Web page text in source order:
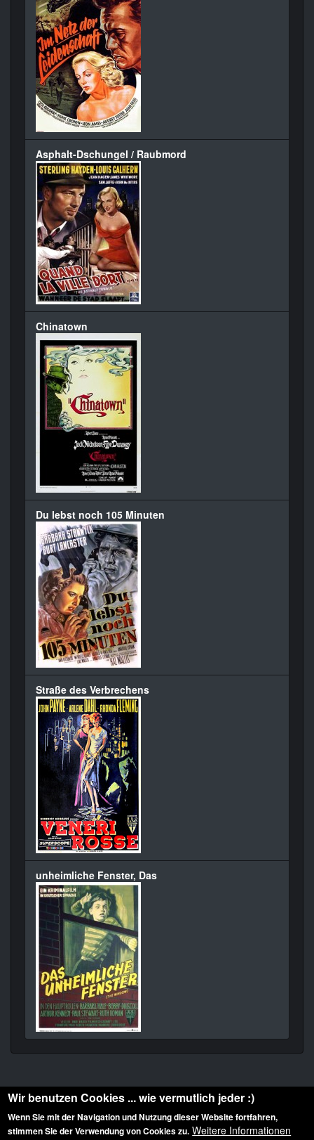
Asphalt-Dschungel / Raubmord
Chinatown
Du lebst noch 105 Minuten
Straße des Verbrechens
unheimliche Fenster, Das
Diese Website ist urheberrechtlich geschützt: © 2010-2026 der Film Noir de. Alle
Wir benutzen Cookies ... wie vermutlich jeder :)
Wenn Sie mit der Navigation und Nutzung dieser Website fortfahren,
stimmen Sie der Verwendung von Cookies zu. Weitere Informationen